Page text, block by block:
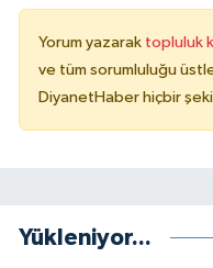
Yorum yazarak topluluk
ve tüm sorumluluğu
DiyanetHaber hiçbir
Yükleniyor...
Manisa
Mardin